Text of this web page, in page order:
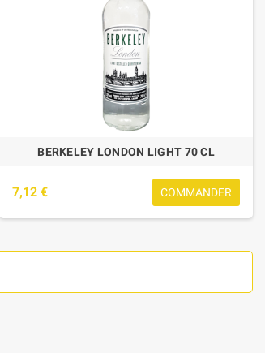
BERKELEY LONDON LIGHT 70 CL
7,12 € COMMANDER